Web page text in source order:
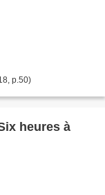
p.50)
heures à